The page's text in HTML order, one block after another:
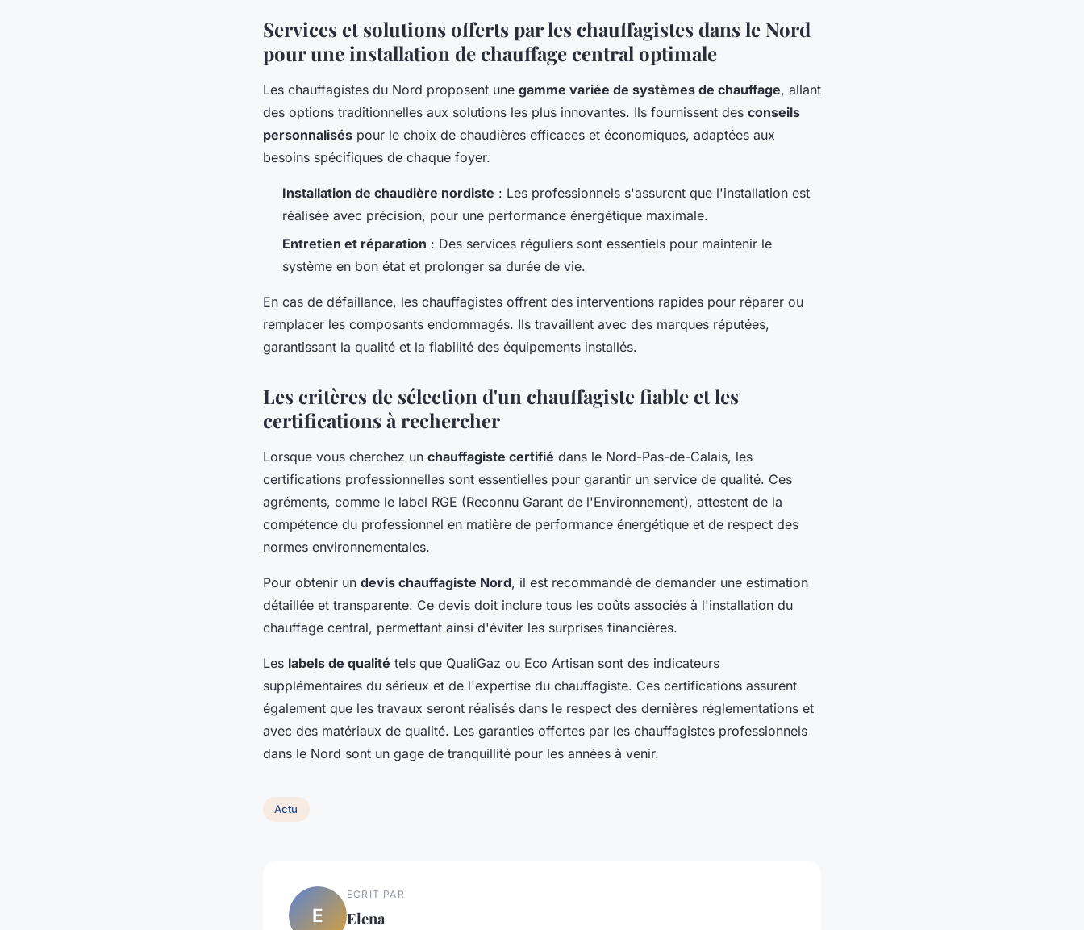
Services et solutions offerts par les chauffagistes dans le Nord
pour une installation de chauffage central optimale
Les chauffagistes du Nord proposent une gamme variée de systèmes de chauffage, allant
des options traditionnelles aux solutions les plus innovantes. Ils fournissent des conseils
personnalisés pour le choix de chaudières efficaces et économiques, adaptées aux
besoins spécifiques de chaque foyer.
Installation de chaudière nordiste : Les professionnels s'assurent que l'installation est
réalisée avec précision, pour une performance énergétique maximale.
Entretien et réparation : Des services réguliers sont essentiels pour maintenir le
système en bon état et prolonger sa durée de vie.
En cas de défaillance, les chauffagistes offrent des interventions rapides pour réparer ou
remplacer les composants endommagés. Ils travaillent avec des marques réputées,
garantissant la qualité et la fiabilité des équipements installés.
Les critères de sélection d'un chauffagiste fiable et les
certifications à rechercher
Lorsque vous cherchez un chauffagiste certifié dans le Nord-Pas-de-Calais, les
certifications professionnelles sont essentielles pour garantir un service de qualité. Ces
agréments, comme le label RGE (Reconnu Garant de l'Environnement), attestent de la
compétence du professionnel en matière de performance énergétique et de respect des
normes environnementales.
Pour obtenir un devis chauffagiste Nord, il est recommandé de demander une estimation
détaillée et transparente. Ce devis doit inclure tous les coûts associés à l'installation du
chauffage central, permettant ainsi d'éviter les surprises financières.
Les labels de qualité tels que QualiGaz ou Eco Artisan sont des indicateurs
supplémentaires du sérieux et de l'expertise du chauffagiste. Ces certifications assurent
également que les travaux seront réalisés dans le respect des dernières réglementations et
avec des matériaux de qualité. Les garanties offertes par les chauffagistes professionnels
dans le Nord sont un gage de tranquillité pour les années à venir.
Actu
E
ECRIT PAR
Elena